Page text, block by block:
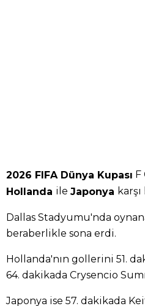
2026 FIFA Dünya Kupası
Hollanda ile Japonya
Dallas Stadyumu'nda
beraberlikle sona erdi.
Hollanda'nın gollerini 51.
64. dakikada Crysencio
Japonya ise 57. dakikada